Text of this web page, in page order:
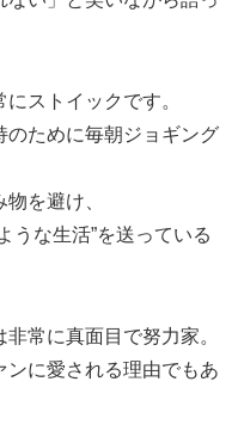
ストイックです。
のために毎朝ジョギング
を避け、
うな生活”を送っている
常に真面目で努力家。
ンに愛される理由でもあ